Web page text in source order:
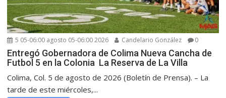
5 05-06:00 agosto 05-06:00 2026 Candelario González 0
Entregó Gobernadora de Colima Nueva Cancha de
Futbol 5 en la Colonia La Reserva de La Villa
Colima, Col. 5 de agosto de 2026 (Boletín de Prensa). – La
tarde de este miércoles,...